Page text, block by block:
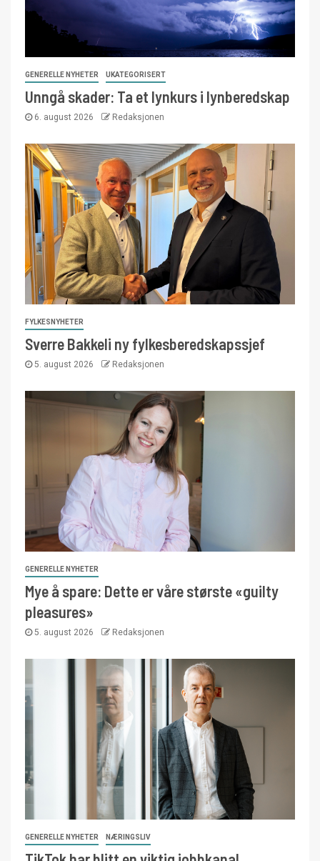
GENERELLE NYHETER UKATEGORISERT
Unngå skader: Ta et lynkurs i lynberedskap
6. august 2026 Redaksjonen
FYLKESNYHETER
Sverre Bakkeli ny fylkesberedskapssjef
5. august 2026 Redaksjonen
GENERELLE NYHETER
Mye å spare: Dette er våre største «guilty
pleasures»
5. august 2026 Redaksjonen
GENERELLE NYHETER NÆRINGSLIV